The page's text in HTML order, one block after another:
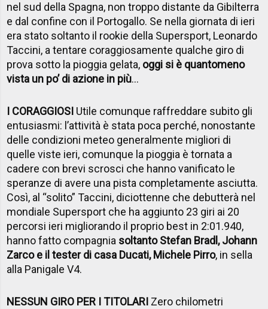
nel sud della Spagna, non troppo distante da Gibilterra
e dal confine con il Portogallo. Se nella giornata di ieri
era stato soltanto il rookie della Supersport, Leonardo
Taccini, a tentare coraggiosamente qualche giro di
prova sotto la pioggia gelata, oggi si è quantomeno
vista un po’ di azione in più…
I CORAGGIOSI Utile comunque raffreddare subito gli
entusiasmi: l’attività è stata poca perché, nonostante
delle condizioni meteo generalmente migliori di
quelle viste ieri, comunque la pioggia è tornata a
cadere con brevi scrosci che hanno vanificato le
speranze di avere una pista completamente asciutta.
Così, al “solito” Taccini, diciottenne che debutterà nel
mondiale Supersport che ha aggiunto 23 giri ai 20
percorsi ieri migliorando il proprio best in 2:01.940,
hanno fatto compagnia soltanto Stefan Bradl, Johann
Zarco e il tester di casa Ducati, Michele Pirro, in sella
alla Panigale V4.
NESSUN GIRO PER I TITOLARI Zero chilometri